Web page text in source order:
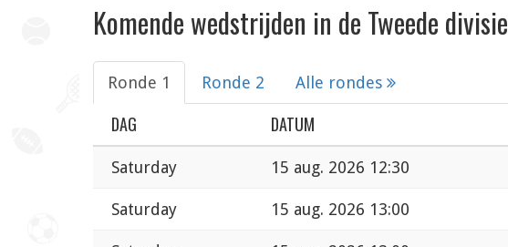
Komende wedstrijden in de Tweede divisie
Ronde 1 Ronde 2 Alle rondes
DAG DATUM
Saturday 15 aug. 2026 12:30
Saturday 15 aug. 2026 13:00